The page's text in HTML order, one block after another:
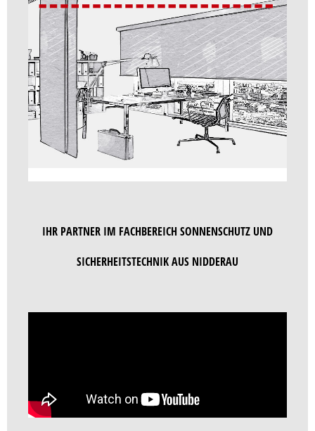
IHR PARTNER IM FACHBEREICH SONNENSCHUTZ UND
SICHERHEITSTECHNIK AUS NIDDERAU